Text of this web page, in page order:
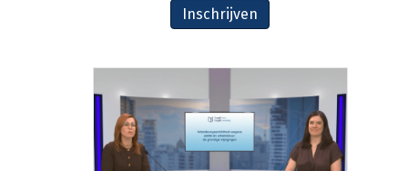
Inschrijven